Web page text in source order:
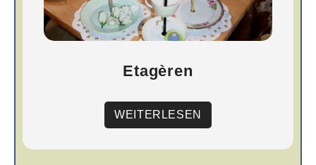
Etagèren
WEITERLESEN